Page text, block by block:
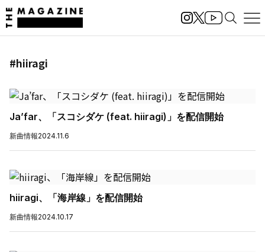
#hiiragi
Ja’far、「スコシダケ (feat. hiiragi)」を配信開始
新曲情報2024.11.6
hiiragi、「海岸線」を配信開始
新曲情報2024.10.17